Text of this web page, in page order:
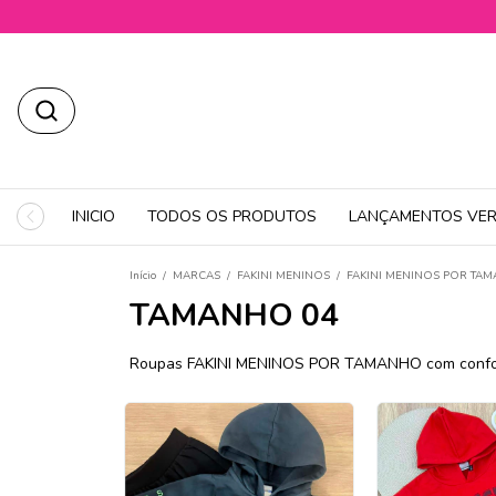
INICIO TODOS OS PRODUTOS LANÇAMENTOS
Início / MARCAS / FAKINI MENINOS / FAKINI MENINOS POR
TAMANHO 04
Roupas FAKINI MENINOS POR TAMANHO com